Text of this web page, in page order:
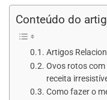
Conteúdo do
Artigos
Ovos rotos
receita
Como fazer o